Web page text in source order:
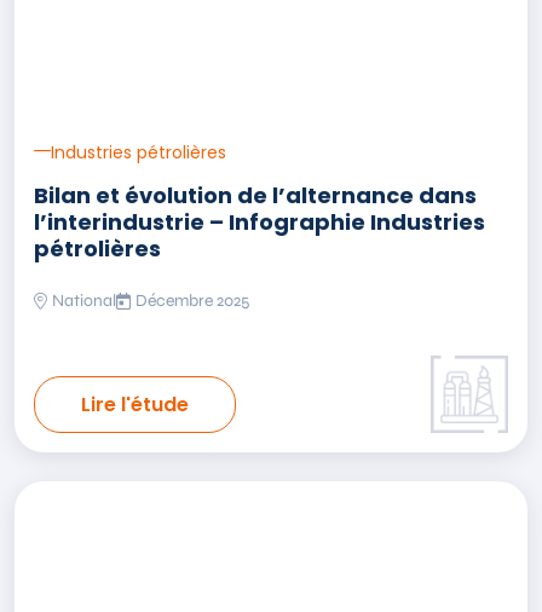
Industries pétrolières
Bilan et évolution de l’alternance dans
l’interindustrie – Infographie Industries
pétrolières
National Décembre 2025
Lire l'étude